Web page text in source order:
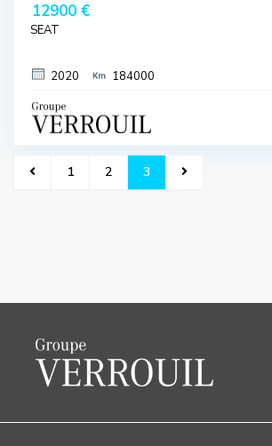
12900 €
SEAT
2020 184000
1 2 3